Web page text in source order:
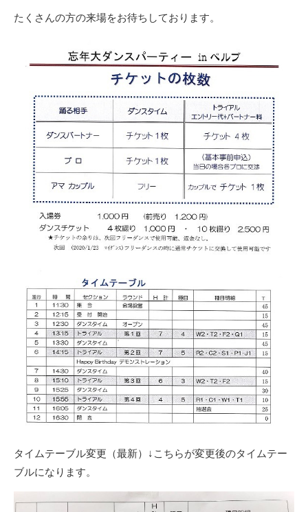
たくさんの方の来場をお待ちしております。
タイムテーブル変更（最新）↓こちらが変更後のタイムテー
ブルになります。